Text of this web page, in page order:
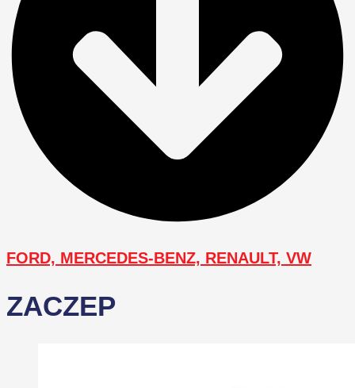
FORD, MERCEDES-BENZ, RENAULT, VW
ZACZEP